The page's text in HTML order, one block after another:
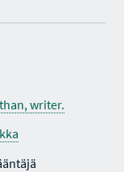
writer.